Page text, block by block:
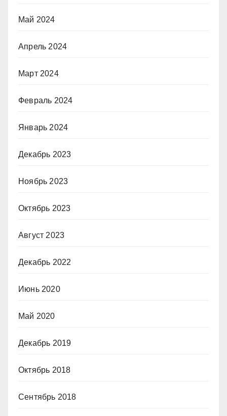
Май 2024
Апрель 2024
Март 2024
Февраль 2024
Январь 2024
Декабрь 2023
Ноябрь 2023
Октябрь 2023
Август 2023
Декабрь 2022
Июнь 2020
Май 2020
Декабрь 2019
Октябрь 2018
Сентябрь 2018